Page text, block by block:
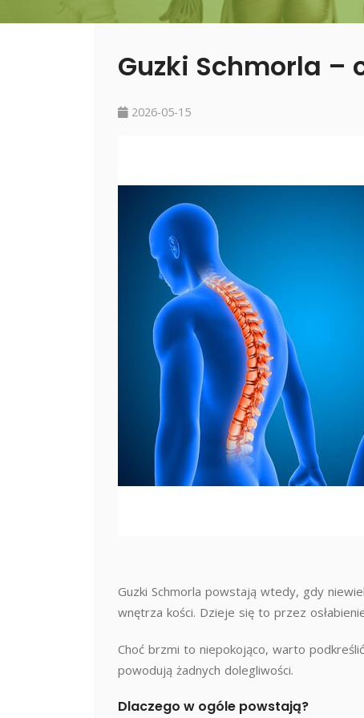
Guzki Schmorla –
2026-05-15
Guzki Schmorla powstają wtedy, gdy
wnętrza kości. Dzieje się to przez
Choć brzmi to niepokojąco, warto
powodują żadnych dolegliwości.
Dlaczego w ogóle powstają?